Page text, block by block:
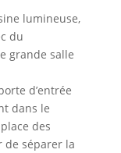
lumineuse,
du
grande salle
d’entrée
dans le
des
de séparer la